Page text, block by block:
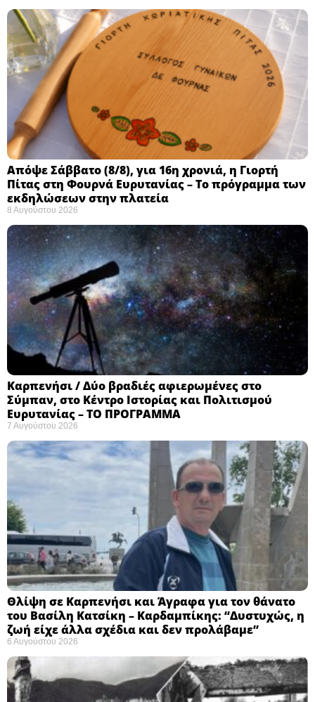
Απόψε Σάββατο (8/8), για 16η χρονιά, η Γιορτή
Πίτας στη Φουρνά Ευρυτανίας – Το πρόγραμμα των
εκδηλώσεων στην πλατεία
8 Αυγούστου 2026
Καρπενήσι / Δύο βραδιές αφιερωμένες στο
Σύμπαν, στο Κέντρο Ιστορίας και Πολιτισμού
Ευρυτανίας – ΤΟ ΠΡΟΓΡΑΜΜΑ
7 Αυγούστου 2026
Θλίψη σε Καρπενήσι και Άγραφα για τον θάνατο
του Βασίλη Κατσίκη – Καρδαμπίκης: “Δυστυχώς, η
ζωή είχε άλλα σχέδια και δεν προλάβαμε”
6 Αυγούστου 2026